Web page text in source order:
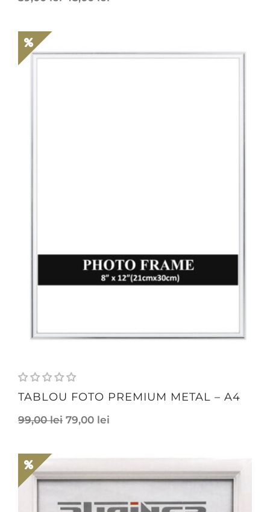
TABLOU FOTO PREMIUM METAL – A4
99,00lei 79,00 lei